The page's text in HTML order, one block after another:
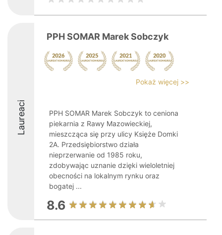
Laureaci
PPH SOMAR Marek Sobczyk
Pokaż więcej >>
PPH SOMAR Marek Sobczyk to ceniona
piekarnia z Rawy Mazowieckiej,
mieszcząca się przy ulicy Księże Domki
2A. Przedsiębiorstwo działa
nieprzerwanie od 1985 roku,
zdobywając uznanie dzięki wieloletniej
obecności na lokalnym rynku oraz
bogatej ...
8.6